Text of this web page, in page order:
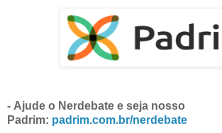
- Ajude o Nerdebate e seja nosso
Padrim: padrim.com.br/nerdebate